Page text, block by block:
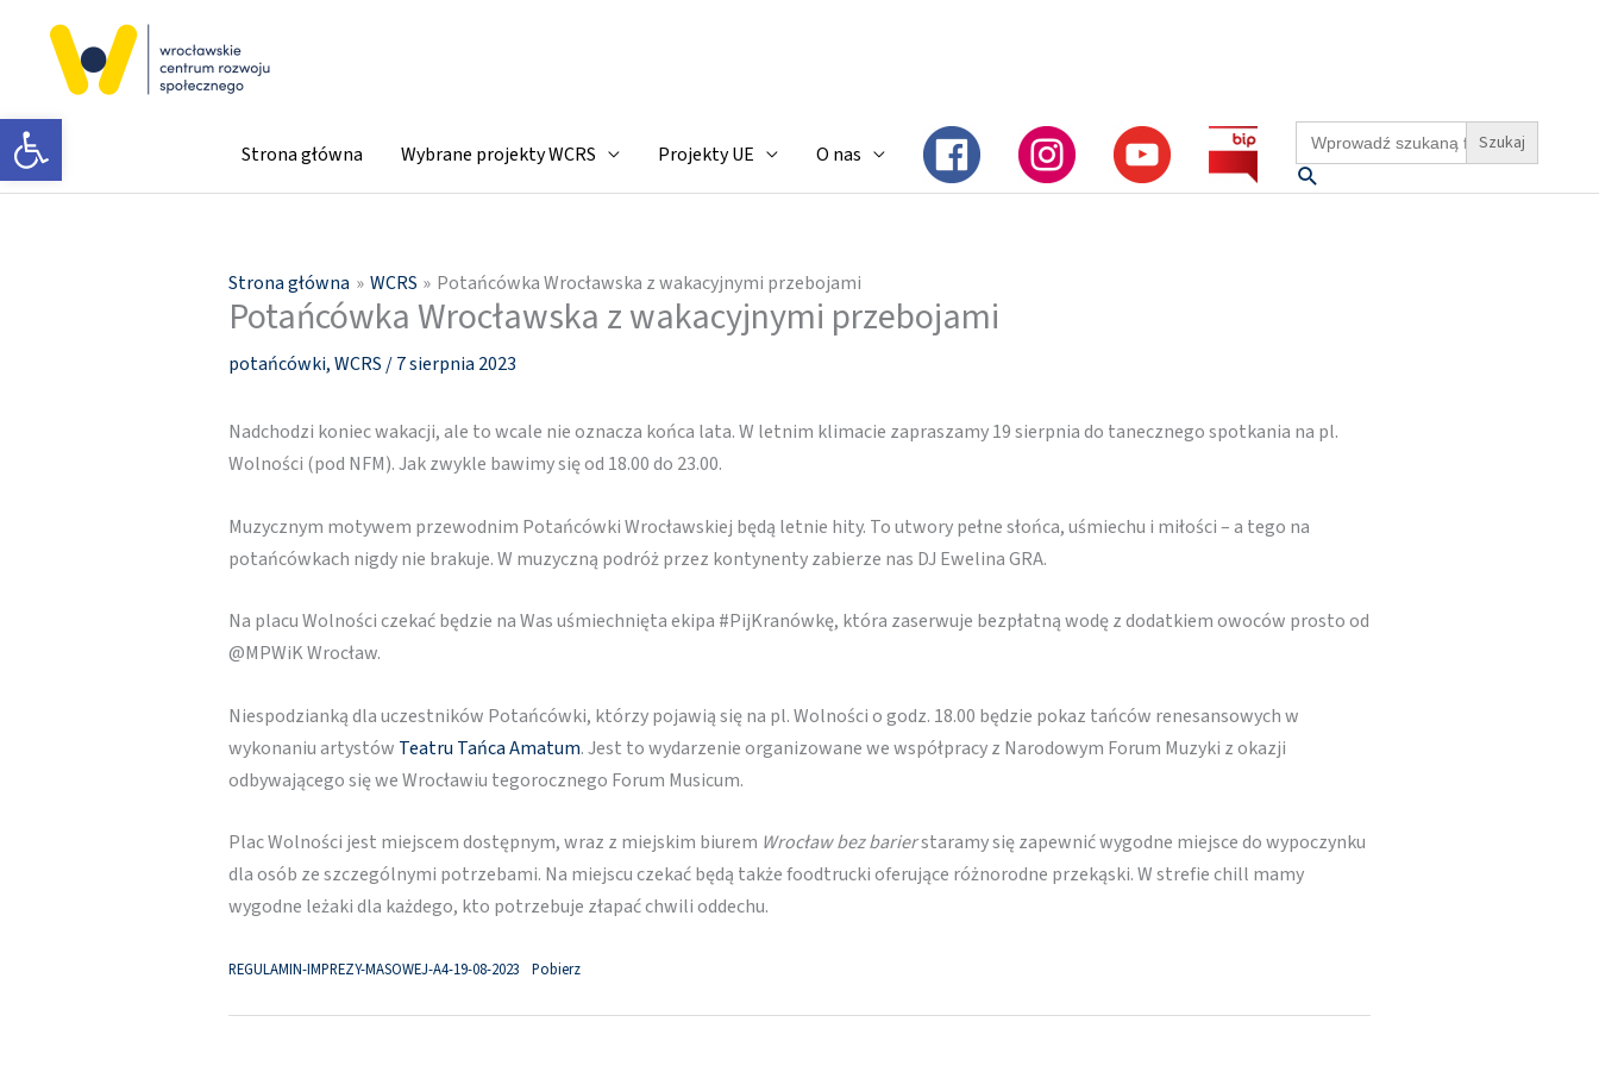
Otwórz pasek narzędzi Strona główna Wybrane projekty WCRS Projekty UE O nas
Search
for:
Szukaj
Strona główna WCRS Potańcówka Wrocławska z wakacyjnymi przebojami
Potańcówka Wrocławska z wakacyjnymi przebojami
potańcówki,WCRS /7 sierpnia 2023
Nadchodzi koniec wakacji, ale to wcale nie oznacza końca lata. W letnim klimacie zapraszamy 19 sierpnia do tanecznego spotkania na pl.
Wolności (pod NFM). Jak zwykle bawimy się od 18.00 do 23.00.
Muzycznym motywem przewodnim Potańcówki Wrocławskiej będą letnie hity. To utwory pełne słońca, uśmiechu i miłości – a tego na
potańcówkach nigdy nie brakuje. W muzyczną podróż przez kontynenty zabierze nas DJ Ewelina GRA.
Na placu Wolności czekać będzie na Was uśmiechnięta ekipa #PijKranówkę, która zaserwuje bezpłatną wodę z dodatkiem owoców prosto od
@MPWiK Wrocław.
Niespodzianką dla uczestników Potańcówki, którzy pojawią się na pl. Wolności o godz. 18.00 będzie pokaz tańców renesansowych w
wykonaniu artystów Teatru TańcaAmatum. Jest to wydarzenie organizowane we współpracy z Narodowym Forum Muzyki z okazji
odbywającego się we Wrocławiu tegorocznego Forum Musicum.
Plac Wolności jest miejscem dostępnym, wraz z miejskim biurem Wrocław bez barierstaramy się zapewnić wygodne miejsce do wypoczynku
dla osób ze szczególnymi potrzebami. Na miejscu czekać będą także foodtrucki oferujące różnorodne przekąski. W strefie chill mamy
wygodne leżaki dla każdego, kto potrzebuje złapać chwili oddechu.
REGULAMIN-IMPREZY-MASOWEJ-A4-19-08-2023 Pobierz